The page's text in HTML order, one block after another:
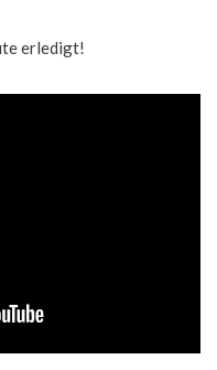
erledigt!